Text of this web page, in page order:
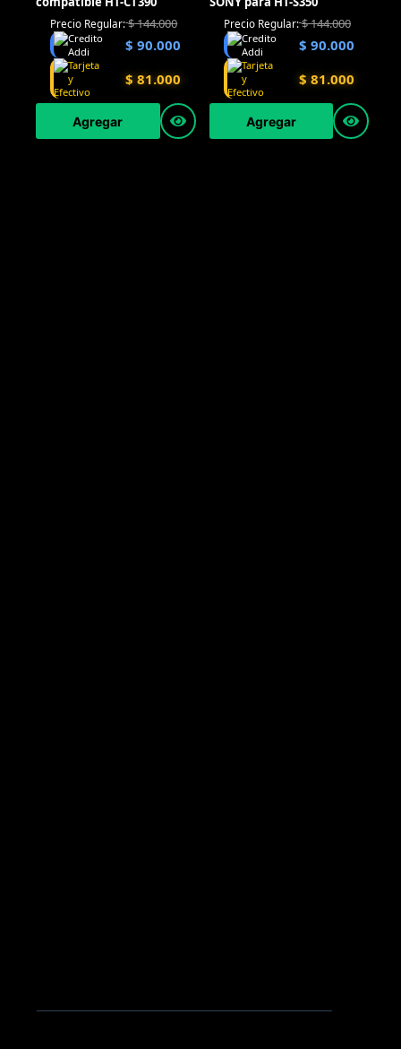
Precio Regular:$144.000
$ 90.000
$ 81.000
Agregar
Precio Regular:$144.000
$ 90.000
$ 81.000
Agregar